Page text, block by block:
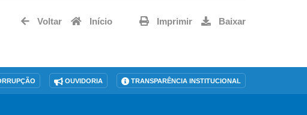
Voltar Início Imprimir Baixar
OUVIDORIA TRANSPARÊNCIA INSTITUCIONAL